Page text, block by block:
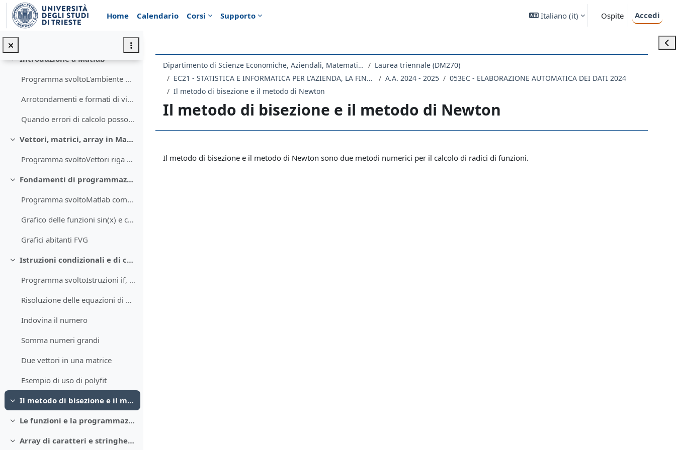
Vai al contenuto principale
Home
Calendario Corsi Supporto Italiano ‎(it)‎ Ospite Accedi
Minimizza
Algoritmi e complessità. Algoritmi di ricerca sequ...
Appunti su algoritmi e loro complessità
Minimizza
Introduzione a Matlab
Programma svoltoL'ambiente Matlab; help e document...
Arrotondamenti e formati di visualizzazione: il caso della funzione round
Quando errori di calcolo possono portare (purtroppo) a disastri
Minimizza
Vettori, matrici, array in Matlab
Programma svoltoVettori riga e colonna; trasposizi...
Minimizza
Fondamenti di programmazione in Matlab
Programma svoltoMatlab come interprete; script Mat...
Grafico delle funzioni sin(x) e cos(x)
Grafici abitanti FVG
Minimizza
Istruzioni condizionali e di ciclo in Matlab
Programma svoltoIstruzioni if, if else, if elseif ...
Risoluzione delle equazioni di grado minore o uguale a 2
Indovina il numero
Somma numeri grandi
Due vettori in una matrice
Esempio di uso di polyfit
Minimizza Il metodo di bisezione e il metodo di Newton
Minimizza Le funzioni e la programmazione in Matlab
Minimizza Array di caratteri e stringhe in Matlab
Dipartimento di Scienze Economiche, Aziendali, Matematiche e Statistiche
Laurea triennale (DM270)
EC21 - STATISTICA E INFORMATICA PER L'AZIENDA, LA FINANZA E L'ASSICURAZIONE
A.A. 2024 - 2025
053EC - ELABORAZIONE AUTOMATICA DEI DATI 2024
Il metodo di bisezione e il metodo di Newton
Il metodo di bisezione e il metodo di Newton
Schema della sezione
Il metodo di bisezione e il metodo di Newton sono due metodi numerici per il calcolo di radici di funzioni.